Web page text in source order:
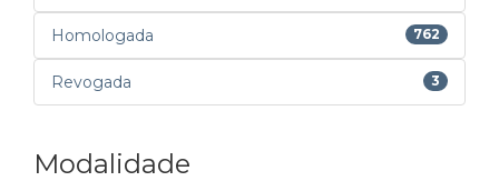
Homologada 762
Revogada 3
Modalidade